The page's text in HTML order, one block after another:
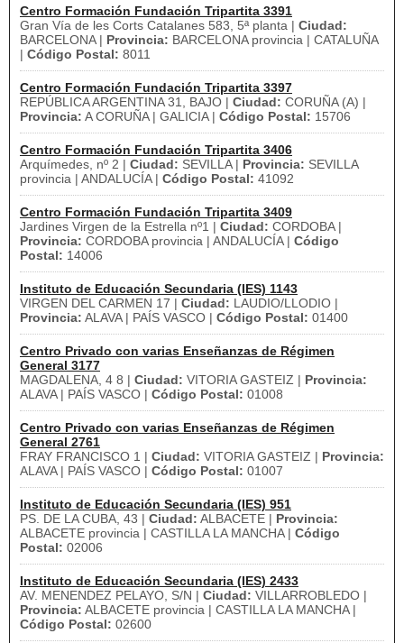
Centro Formación Fundación Tripartita 3391
Gran Vía de les Corts Catalanes 583, 5ª planta | Ciudad:
BARCELONA | Provincia: BARCELONA provincia | CATALUÑA
| Código Postal: 8011
Centro Formación Fundación Tripartita 3397
REPÚBLICA ARGENTINA 31, BAJO | Ciudad: CORUÑA (A) |
Provincia: A CORUÑA | GALICIA | Código Postal: 15706
Centro Formación Fundación Tripartita 3406
Arquímedes, nº 2 | Ciudad: SEVILLA | Provincia: SEVILLA
provincia | ANDALUCÍA | Código Postal: 41092
Centro Formación Fundación Tripartita 3409
Jardines Virgen de la Estrella nº1 | Ciudad: CORDOBA |
Provincia: CORDOBA provincia | ANDALUCÍA | Código
Postal: 14006
Instituto de Educación Secundaria (IES) 1143
VIRGEN DEL CARMEN 17 | Ciudad: LAUDIO/LLODIO |
Provincia: ALAVA | PAÍS VASCO | Código Postal: 01400
Centro Privado con varias Enseñanzas de Régimen
General 3177
MAGDALENA, 4 8 | Ciudad: VITORIA GASTEIZ | Provincia:
ALAVA | PAÍS VASCO | Código Postal: 01008
Centro Privado con varias Enseñanzas de Régimen
General 2761
FRAY FRANCISCO 1 | Ciudad: VITORIA GASTEIZ | Provincia:
ALAVA | PAÍS VASCO | Código Postal: 01007
Instituto de Educación Secundaria (IES) 951
PS. DE LA CUBA, 43 | Ciudad: ALBACETE | Provincia:
ALBACETE provincia | CASTILLA LA MANCHA | Código
Postal: 02006
Instituto de Educación Secundaria (IES) 2433
AV. MENENDEZ PELAYO, S/N | Ciudad: VILLARROBLEDO |
Provincia: ALBACETE provincia | CASTILLA LA MANCHA |
Código Postal: 02600